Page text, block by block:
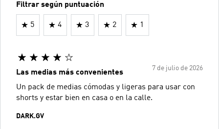
Filtrar según puntuación
5 4 3 2 1
7 de julio de 2026
Las medias más convenientes
Un pack de medias cómodas y ligeras para usar con
shorts y estar bien en casa o en la calle.
DARK.GV